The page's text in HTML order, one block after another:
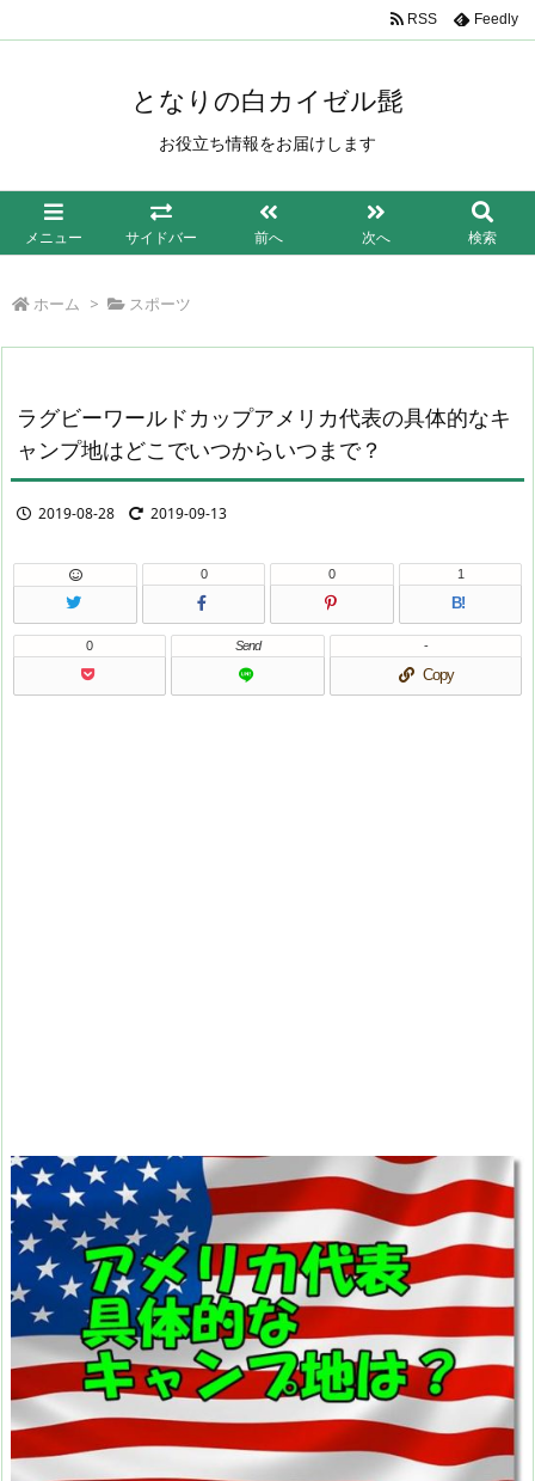
となりの白カイゼル髭
お役立ち情報をお届けします
メニュー サイドバー 前へ 次へ 検索
RSS Feedly
ホーム > スポーツ
ラグビーワールドカップアメリカ代表の具体的なキ
ャンプ地はどこでいつからいつまで？
2019-08-28 2019-09-13
0 0
B!
1
0 Send
Copy
-